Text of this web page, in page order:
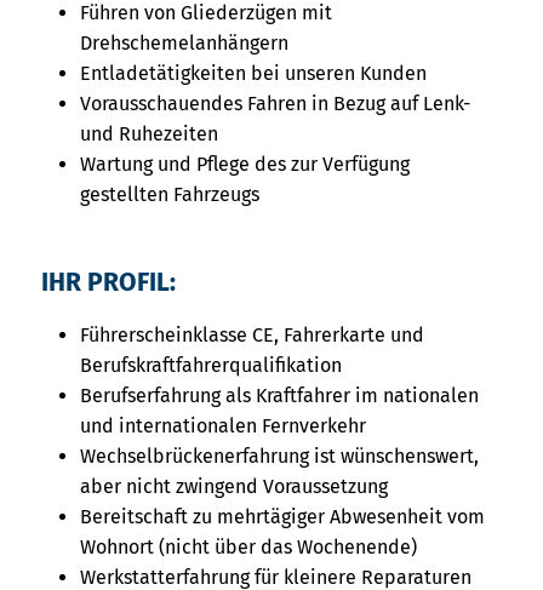
Führen von Gliederzügen mit
Drehschemelanhängern
Entladetätigkeiten bei unseren Kunden
Vorausschauendes Fahren in Bezug auf Lenk-
und Ruhezeiten
Wartung und Pflege des zur Verfügung
gestellten Fahrzeugs
IHR PROFIL:
Führerscheinklasse CE, Fahrerkarte und
Berufskraftfahrerqualifikation
Berufserfahrung als Kraftfahrer im nationalen
und internationalen Fernverkehr
Wechselbrückenerfahrung ist wünschenswert,
aber nicht zwingend Voraussetzung
Bereitschaft zu mehrtägiger Abwesenheit vom
Wohnort (nicht über das Wochenende)
Werkstatterfahrung für kleinere Reparaturen